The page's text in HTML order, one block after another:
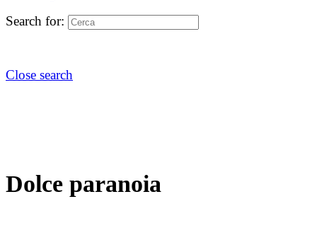
Search for:
Close search
Dolce paranoia